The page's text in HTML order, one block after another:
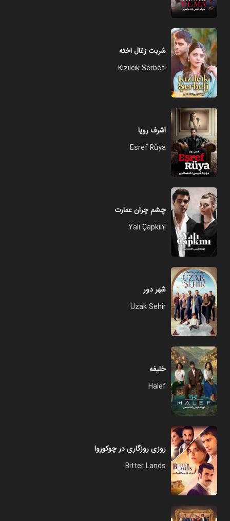
شربت زغال اخته
Kizilcik Serbeti
اشرف رویا
Esref Rüya
چشم چران عمارت
Yali Çapkini
شهر دور
Uzak Sehir
خلیفه
Halef
روزی روزگاری در چوکوروا
Bitter Lands